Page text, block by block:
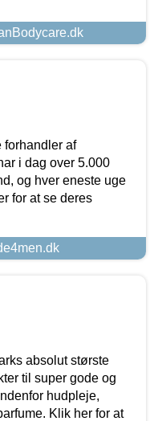
forhandler af
i dag over 5.000
og hver eneste uge
for at se deres
absolut største
til super gode og
hudpleje,
Klik her for at